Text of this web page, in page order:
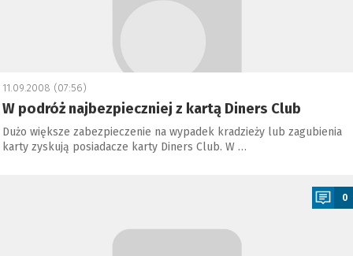
11.09.2008 (07:56)
W podróż najbezpieczniej z kartą Diners Club
Dużo większe zabezpieczenie na wypadek kradzieży lub zagubienia
karty zyskują posiadacze karty Diners Club. W …
0